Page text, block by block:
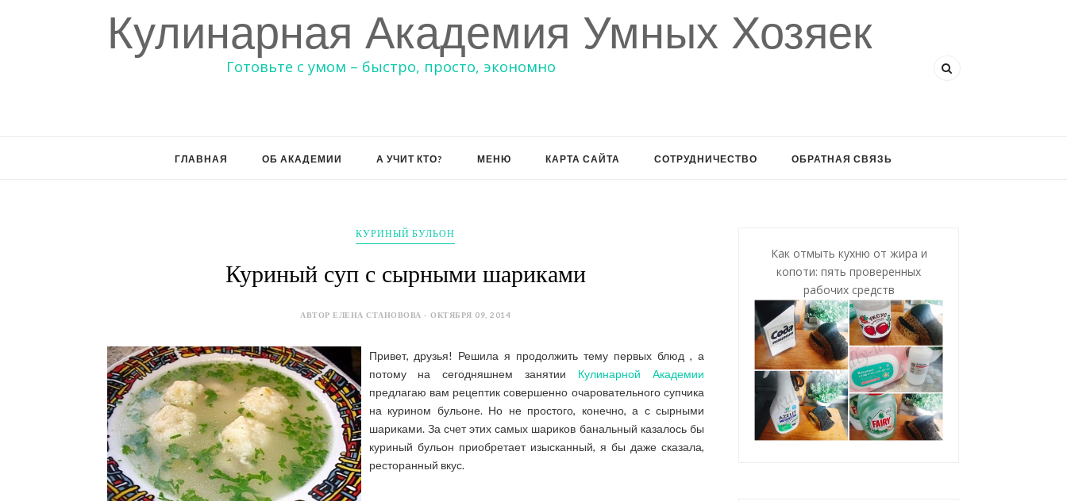
Кулинарная Академия Умных Хозяек
Готовьте с умом – быстро, просто, экономно
ГЛАВНАЯ ОБ АКАДЕМИИ А УЧИТ КТО? МЕНЮ КАРТА САЙТА СОТРУДНИЧЕСТВО ОБРАТНАЯ СВЯЗЬ
КУРИНЫЙ БУЛЬОН
Куриный суп с сырными шариками
АВТОР ЕЛЕНА СТАНОВОВА - ОКТЯБРЯ 09, 2014
Привет, друзья! Решила я продолжить тему первых блюд , а
потому на сегодняшнем занятии Кулинарной Академии
предлагаю вам рецептик совершенно очаровательного супчика
на курином бульоне. Но не простого, конечно, а с сырными
шариками. За счет этих самых шариков банальный казалось бы
куриный бульон приобретает изысканный, я бы даже сказала,
ресторанный вкус.
Как отмыть кухню от жира и
копоти: пять проверенных
рабочих средств